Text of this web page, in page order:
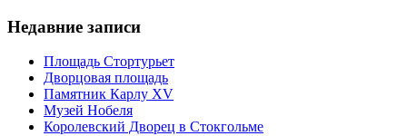
Недавние записи
Площадь Стортурьет
Дворцовая площадь
Памятник Карлу XV
Музей Нобеля
Королевский Дворец в Стокгольме